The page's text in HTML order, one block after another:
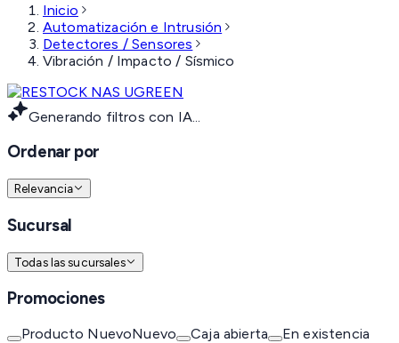
Inicio
Automatización e Intrusión
Detectores / Sensores
Vibración / Impacto / Sísmico
Generando filtros con IA...
Ordenar por
Relevancia
Sucursal
Todas las sucursales
Promociones
Producto NuevoNuevo Caja abierta En existencia